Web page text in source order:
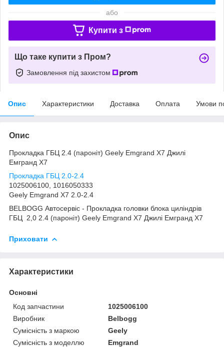
або
Купити з
Що таке купити з Пром?
Замовлення під захистом
Опис Характеристики Доставка Оплата Умови
Опис
Прокладка ГБЦ 2.4 (пароніт) Geely Emgrand X7 Джилі
Емгранд Х7
Прокладка ГБЦ 2.0-2.4
1025006100, 1016050333
Geely Emgrand X7 2.0-2.4
BELBOGG Автосервіс - Прокладка головки блока циліндрів
ГБЦ 2,0 2.4 (пароніт) Geely Emgrand X7 Джилі Емгранд Х7
Приховати
Характеристики
Основні
Код запчастини
1025006100
Виробник
Belbogg
Сумісність з маркою
Geely
Сумісність з моделлю
Emgrand